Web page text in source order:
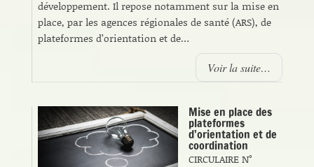
développement. Il repose notamment sur la mise en
place, par les agences régionales de santé (ARS), de
plateformes d’orientation et de…
Voir la suite…
Mise en place des
plateformes
d’orientation et de
coordination
CIRCULAIRE N°